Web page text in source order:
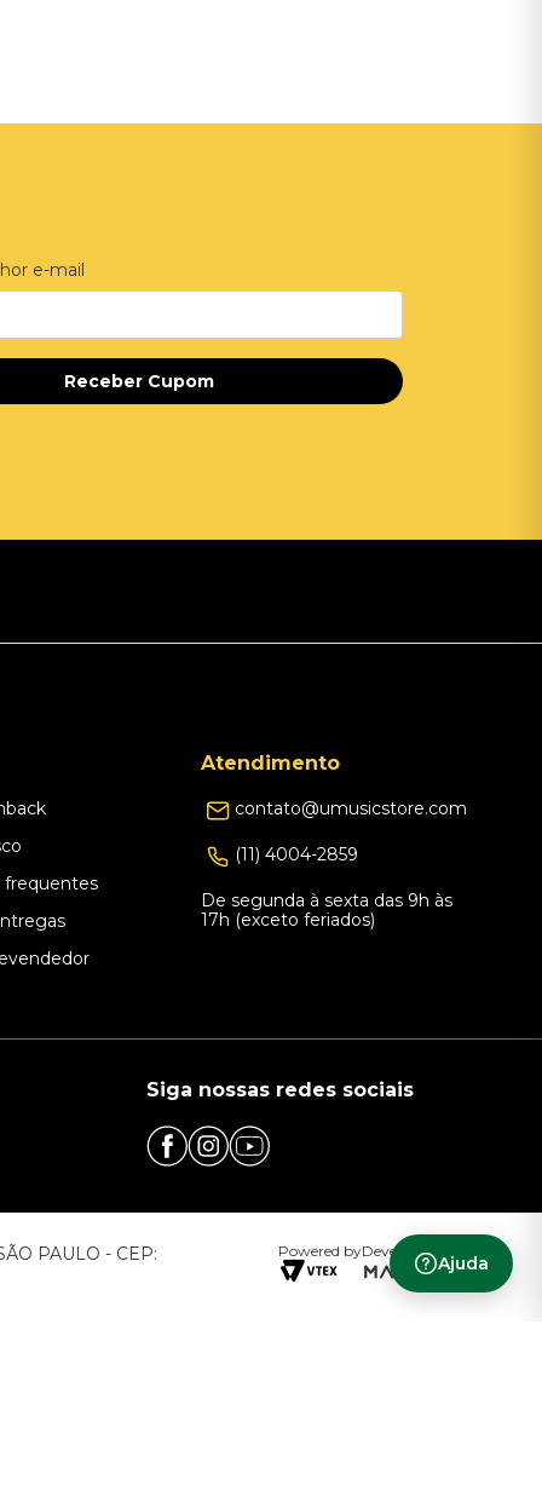
Ajuda
e-mail
Receber Cupom
frequentes
Atendimento
contato@umusicstore.com
(11) 4004-2859
De segunda à sexta das 9h às
17h (exceto feriados)
Siga nossas redes sociais
PAULO - CEP:
Powered byDeveloped by